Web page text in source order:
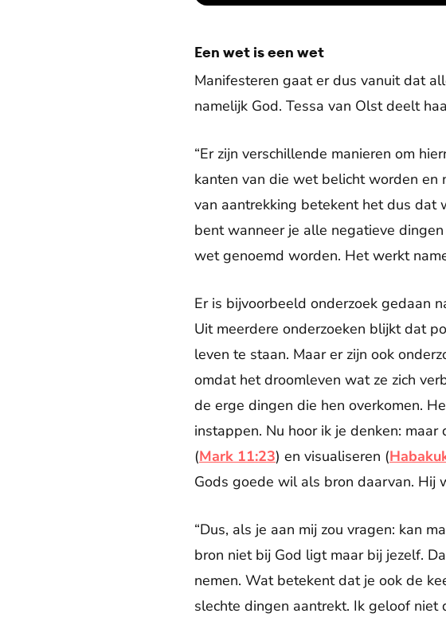
Een wet is een wet
Manifesteren gaat er dus vanuit dat
namelijk God. Tessa van Olst deelt
“Er zijn verschillende manieren om
kanten van die wet belicht worden
van aantrekking betekent het dus dat
bent wanneer je alle negatieve
wet genoemd worden. Het werkt
Er is bijvoorbeeld onderzoek gedaan
Uit meerdere onderzoeken blijkt dat
leven te staan. Maar er zijn ook
omdat het droomleven wat ze zich
de erge dingen die hen overkomen.
instappen. Nu hoor ik je denken:
(Mark 11:23) en visualiseren (
Gods goede wil als bron daarvan. Hij
“Dus, als je aan mij zou vragen: kan
bron niet bij God ligt maar bij jezelf.
nemen. Wat betekent dat je ook de
slechte dingen aantrekt. Ik geloof